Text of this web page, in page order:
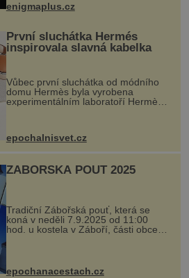
...
enigmaplus.cz
První sluchátka Hermés
inspirovala slavná kabelka
Vůbec první sluchátka od módního
domu Hermès byla vyrobena
experimentálním laboratoří Hermès
kovový...
epochalnisvet.cz
ZÁBOŘSKÁ POUŤ 2025
Tradiční Zábořská pouť, která se
koná v neděli 7.9.2025 od 11:00
hod. u kostela v Záboří, části obce
Kly u Mělníka. V programu naleznete
komentovanou prohlídku kostela,
epochanacestach.cz